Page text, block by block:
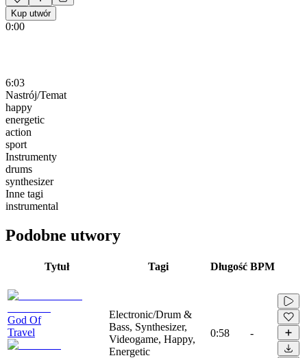
Kup utwór
0:00
6:03
Nastrój/Temat
happy
energetic
action
sport
Instrumenty
drums
synthesizer
Inne tagi
instrumental
Podobne utwory
Tytuł Tagi Długość BPM
God Of
Travel
Electronic/Drum &
Bass, Synthesizer,
Videogame, Happy,
Energetic
0:58 -